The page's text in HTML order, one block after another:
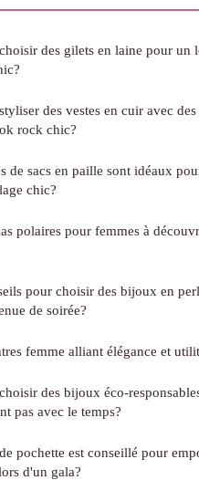
des gilets en laine pour un
des vestes en cuir avec
rock chic?
de sacs en paille sont idéaux
chic?
polaires pour femmes à
pour choisir des bijoux en
de soirée?
femme alliant élégance et
des bijoux éco-
pas avec le temps?
pochette est conseillé pour
d'un gala?